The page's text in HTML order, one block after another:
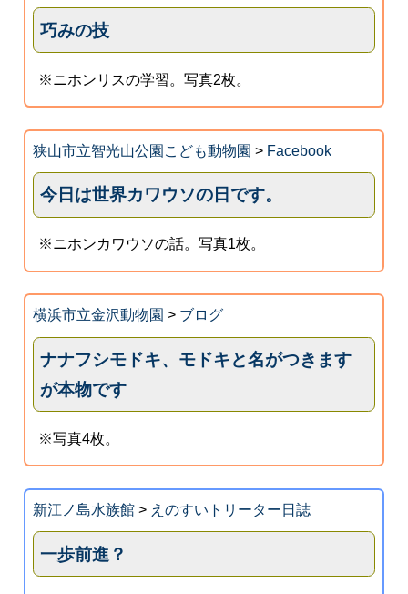
巧みの技
※ニホンリスの学習。写真2枚。
狭山市立智光山公園こども動物園 > Facebook
今日は世界カワウソの日です。
※ニホンカワウソの話。写真1枚。
横浜市立金沢動物園 > ブログ
ナナフシモドキ、モドキと名がつきます
が本物です
※写真4枚。
新江ノ島水族館> えのすいトリーター日誌
一歩前進？